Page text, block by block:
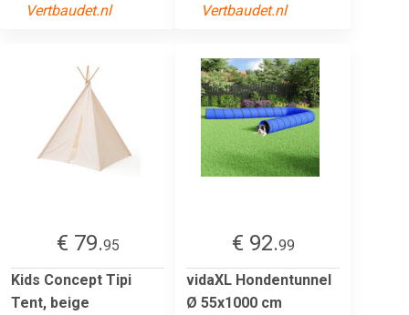
Vertbaudet.nl Vertbaudet.nl
€ 79.95
Kids Concept Tipi
Tent, beige
€ 92.99
vidaXL Hondentunnel
Ø 55x1000 cm